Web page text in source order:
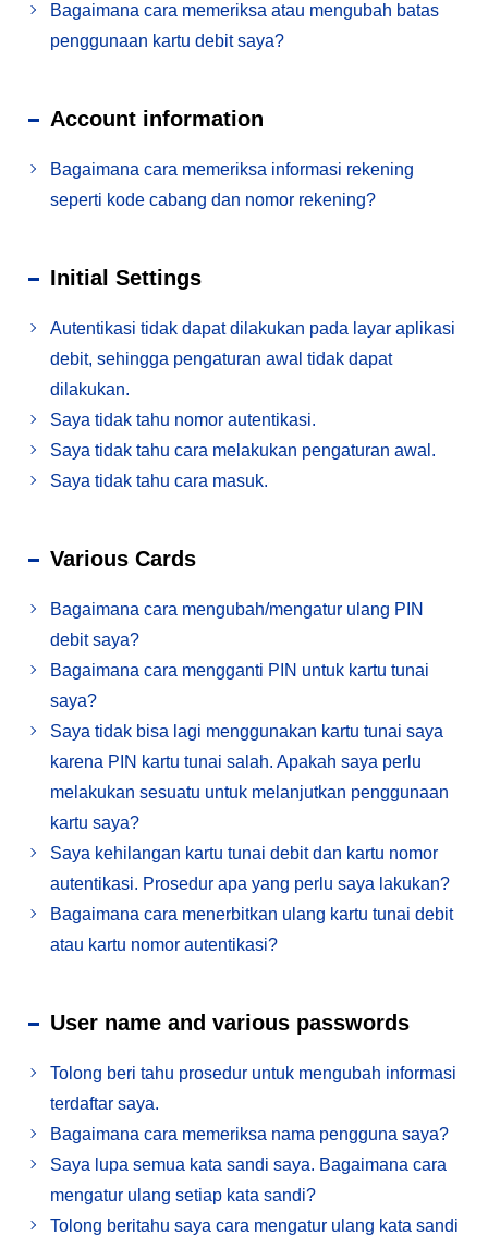
Bagaimana cara memeriksa atau mengubah batas
penggunaan kartu debit saya?
Account information
Bagaimana cara memeriksa informasi rekening
seperti kode cabang dan nomor rekening?
Initial Settings
Autentikasi tidak dapat dilakukan pada layar aplikasi
debit, sehingga pengaturan awal tidak dapat
dilakukan.
Saya tidak tahu nomor autentikasi.
Saya tidak tahu cara melakukan pengaturan awal.
Saya tidak tahu cara masuk.
Various Cards
Bagaimana cara mengubah/mengatur ulang PIN
debit saya?
Bagaimana cara mengganti PIN untuk kartu tunai
saya?
Saya tidak bisa lagi menggunakan kartu tunai saya
karena PIN kartu tunai salah. Apakah saya perlu
melakukan sesuatu untuk melanjutkan penggunaan
kartu saya?
Saya kehilangan kartu tunai debit dan kartu nomor
autentikasi. Prosedur apa yang perlu saya lakukan?
Bagaimana cara menerbitkan ulang kartu tunai debit
atau kartu nomor autentikasi?
User name and various passwords
Tolong beri tahu prosedur untuk mengubah informasi
terdaftar saya.
Bagaimana cara memeriksa nama pengguna saya?
Saya lupa semua kata sandi saya. Bagaimana cara
mengatur ulang setiap kata sandi?
Tolong beritahu saya cara mengatur ulang kata sandi